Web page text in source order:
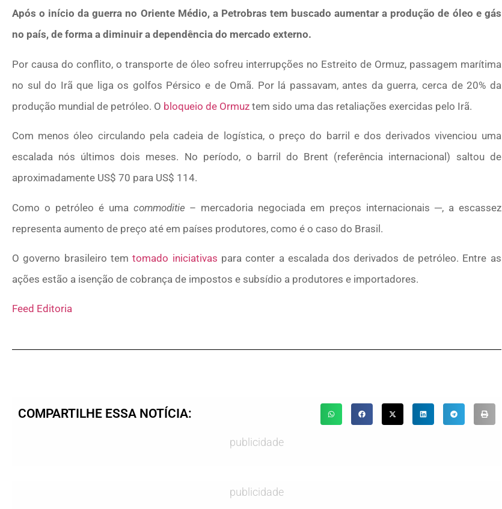
Após o início da guerra no Oriente Médio, a Petrobras tem buscado aumentar a produção de óleo e gás
no país, de forma a diminuir a dependência do mercado externo.
Por causa do conflito, o transporte de óleo sofreu interrupções no Estreito de Ormuz, passagem marítima
no sul do Irã que liga os golfos Pérsico e de Omã. Por lá passavam, antes da guerra, cerca de 20% da
produção mundial de petróleo. O bloqueio de Ormuz tem sido uma das retaliações exercidas pelo Irã.
Com menos óleo circulando pela cadeia de logística, o preço do barril e dos derivados vivenciou uma
escalada nós últimos dois meses. No período, o barril do Brent (referência internacional) saltou de
aproximadamente US$ 70 para US$ 114.
Como o petróleo é uma commoditie – mercadoria negociada em preços internacionais ─, a escassez
representa aumento de preço até em países produtores, como é o caso do Brasil.
O governo brasileiro temtomado iniciativas para conter a escalada dos derivados de petróleo. Entre as
ações estão a isenção de cobrança de impostos e subsídio a produtores e importadores.
Feed Editoria
COMPARTILHE ESSA NOTÍCIA:
publicidade
publicidade